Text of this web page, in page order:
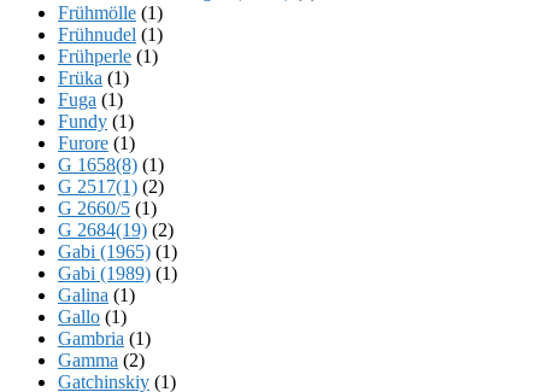
Frühmölle (1)
Frühnudel (1)
Frühperle (1)
Früka (1)
Fuga (1)
Fundy (1)
Furore (1)
G 1658(8) (1)
G 2517(1) (2)
G 2660/5 (1)
G 2684(19) (2)
Gabi (1965) (1)
Gabi (1989) (1)
Galina (1)
Gallo (1)
Gambria (1)
Gamma (2)
Gatchinskiy (1)